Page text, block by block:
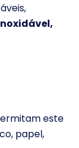
este
papel,